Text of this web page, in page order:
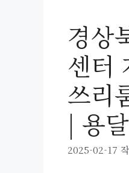
경상
센터
쓰리
| 용
2025-02-17